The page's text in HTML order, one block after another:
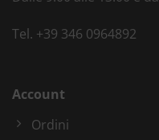
Tel. +39 346 0964892
Account
Ordini